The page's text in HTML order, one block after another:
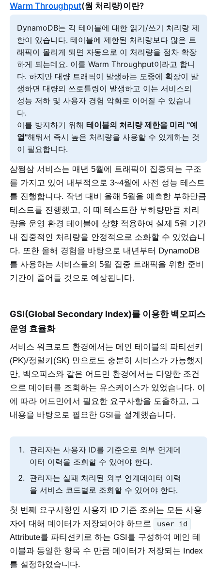
Warm Throughput(웜 처리량)이란?
DynamoDB는 각 테이블에 대한 읽기/쓰기 처리량 제
한이 있습니다. 테이블에 제한된 처리량보다 많은 트
래픽이 몰리게 되면 자동으로 이 처리량을 점차 확장
하게 되는데요. 이를 Warm Throughput이라고 합니
다. 하지만 대량 트래픽이 발생하는 도중에 확장이 발
생하면 대량의 쓰로틀링이 발생하고 이는 서비스의
성능 저하 및 사용자 경험 악화로 이어질 수 있습니
다.
이를 방지하기 위해 테이블의 처리량 제한을 미리 "예
열"해둬서 즉시 높은 처리량을 사용할 수 있게하는 것
이 필요합니다.
삼쩜삼 서비스는 매년 5월에 트래픽이 집중되는 구조
를 가지고 있어 내부적으로 3~4월에 사전 성능 테스트
를 진행합니다. 작년 대비 올해 5월을 예측한 부하만큼
테스트를 진행했고, 이 때 테스트한 부하량만큼 처리
량을 운영 환경 테이블에 상향 적용하여 실제 5월 기간
내 집중적인 처리량을 안정적으로 소화할 수 있었습니
다. 또한 올해 경험을 바탕으로 내년부터 DynamoDB
를 사용하는 서비스들의 5월 집중 트래픽을 위한 준비
기간이 줄어들 것으로 예상됩니다.
GSI(Global Secondary Index)를 이용한 백오피스
운영 효율화
서비스 워크로드 환경에서는 메인 테이블의 파티션키
(PK)/정렬키(SK) 만으로도 충분히 서비스가 가능했지
만, 백오피스와 같은 어드민 환경에서는 다양한 조건
으로 데이터를 조회하는 유스케이스가 있었습니다. 이
에 따라 어드민에서 필요한 요구사항을 도출하고, 그
내용을 바탕으로 필요한 GSI를 설계했습니다.
관리자는 사용자 ID를 기준으로 외부 연계데
이터 이력을 조회할 수 있어야 한다.
관리자는 실패 처리된 외부 연계데이터 이력
을 서비스 코드별로 조회할 수 있어야 한다.
첫 번째 요구사항인 사용자 ID 기준 조회는 모든 사용
자에 대해 데이터가 저장되어야 하므로
user_id
Attribute를 파티션키로 하는 GSI를 구성하여 메인 테
이블과 동일한 항목 수 만큼 데이터가 저장되는 Index
를 설정하였습니다.